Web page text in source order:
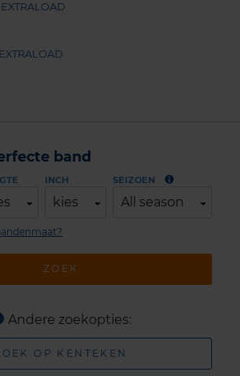
band
INCH
kies
SEIZOEN
All season
ZOEK
Andere zoekopties:
OP KENTEKEN